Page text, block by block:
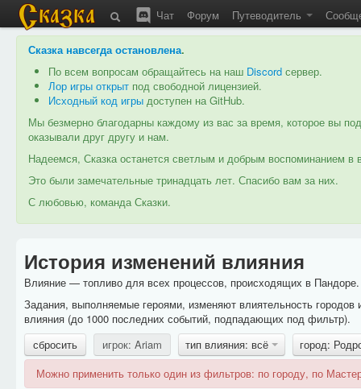
Чат Форум Путеводитель
Сказка навсегда остановлена.
По всем вопросам обращайтесь на наш Discord сервер.
Лор игры открыт под свободной лицензией.
Исходный код игры доступен на GitHub.
Мы безмерно благодарны каждому из вас за время, которое вы
оказывали друг другу и нам.
Надеемся, Сказка останется светлым и добрым воспоминанием
Это были замечательные тринадцать лет. Спасибо вам за них.
С любовью, команда Сказки.
История изменений влияния
Влияние — топливо для всех процессов, происходящих в
Задания, выполняемые героями, изменяют влиятельность
влияния (до 1000 последних событий, подпадающих под фильтр).
сбросить
игрок: Ariam тип влияния: всё
город:
Можно применить только один из фильтров: по городу, по